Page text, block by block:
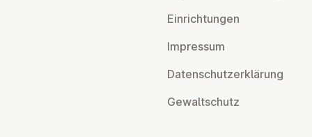
Ein­rich­tun­gen
Impressum
Da­ten­schutz­er­klä­rung
Ge­walt­schutz